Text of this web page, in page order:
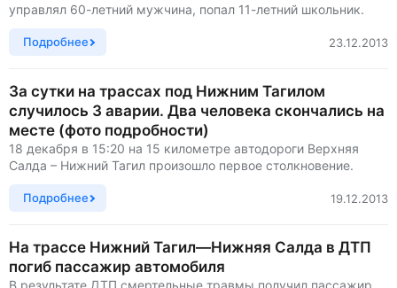
управлял 60-летний мужчина, попал 11-летний школьник.
Подробнее 23.12.2013
За сутки на трассах под Нижним Тагилом
случилось 3 аварии. Два человека скончались на
месте (фото подробности)
18 декабря в 15:20 на 15 километре автодороги Верхняя
Салда – Нижний Тагил произошло первое столкновение.
Подробнее 19.12.2013
На трассе Нижний Тагил—Нижняя Салда в ДТП
погиб пассажир автомобиля
В результате ДТП смертельные травмы получил пассажир